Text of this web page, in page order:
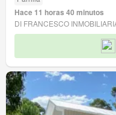
Hace 11 horas 40 minutos
DI FRANCESCO